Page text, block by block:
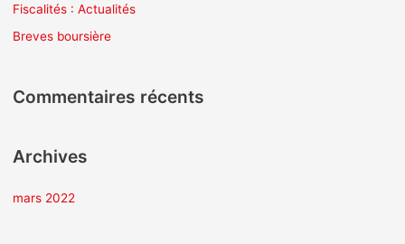
e
Fiscalités : Actualités
Breves boursière
Commentaires récents
Archives
mars 2022